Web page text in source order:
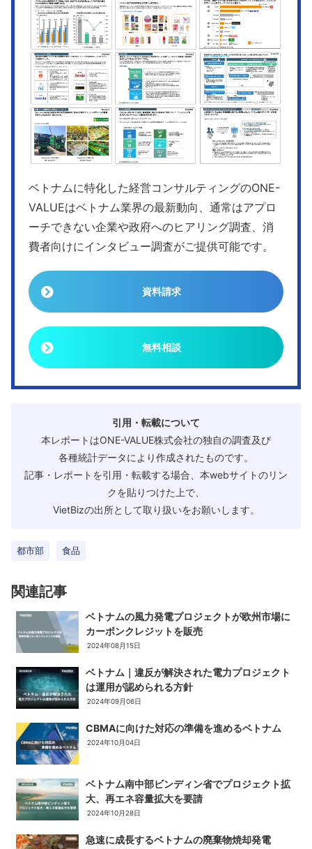
ベトナムに特化した経営コンサルティングのONE-
VALUEはベトナム業界の最新動向、通常はアプロ
ーチできない企業や政府へのヒアリング調査、消
費者向けにインタビュー調査がご提供可能です。
資料請求
無料相談
引用・転載について
本レポートはONE-VALUE株式会社の独自の調査及び
各種統計データにより作成されたものです。
記事・レポートを引用・転載する場合、本webサイトのリン
クを貼りつけた上で、
VietBizの出所として取り扱いをお願いします。
都市部 食品
関連記事
ベトナムの風力発電プロジェクトが欧州市場に
カーボンクレジットを販売
2024年08月15日
ベトナム｜違反が解決された電力プロジェクト
は運用が認められる方針
2024年09月06日
CBMAに向けた対応の準備を進めるベトナム
2024年10月04日
ベトナム南中部ビンディン省でプロジェクト拡
大、再エネ容量拡大を要請
2024年10月28日
急速に成長するベトナムの廃棄物焼却発電